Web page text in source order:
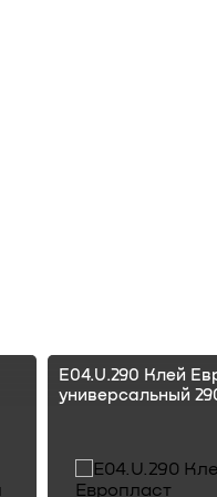
E04.U.290 Клей
универсальный